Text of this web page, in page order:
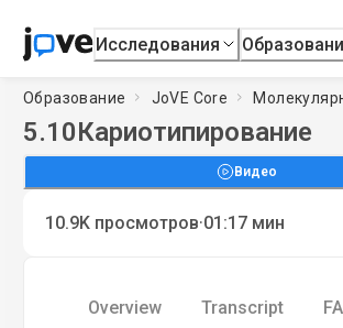
Исследования
Образование JoVE Core
5.10Кариотипирование
Видео
10.9K просмотров·01:17 мин
Overview Transcript